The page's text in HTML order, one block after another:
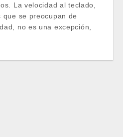
La velocidad al teclado,
se preocupan de
no es una excepción,